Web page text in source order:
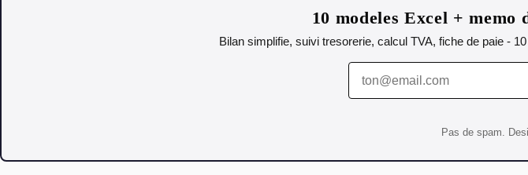
10 modeles Excel + memo
Bilan simplifie, suivi tresorerie, calcul TVA, fiche de paie -
Pas de spam.